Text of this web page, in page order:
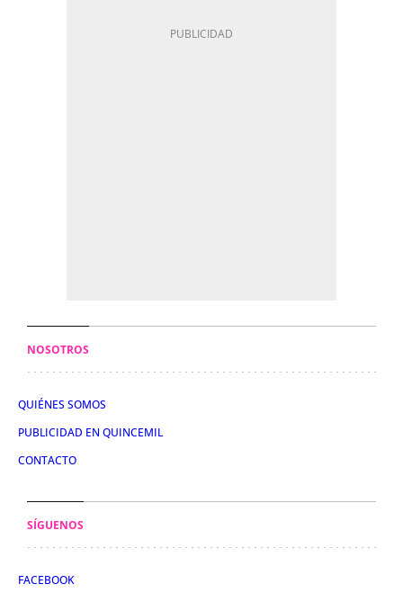
NOSOTROS
QUIÉNES SOMOS
PUBLICIDAD EN QUINCEMIL
CONTACTO
SÍGUENOS
FACEBOOK